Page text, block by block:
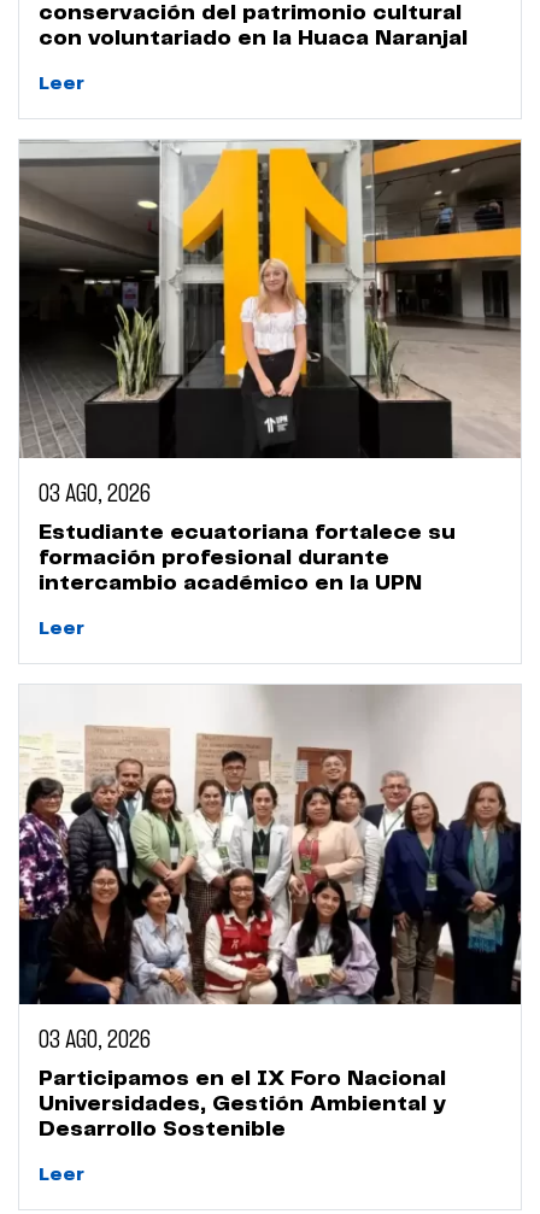
conservación del patrimonio cultural
con voluntariado en la Huaca Naranjal
Leer
03 AGO, 2026
Estudiante ecuatoriana fortalece su
formación profesional durante
intercambio académico en la UPN
Leer
03 AGO, 2026
Participamos en el IX Foro Nacional
Universidades, Gestión Ambiental y
Desarrollo Sostenible
Leer